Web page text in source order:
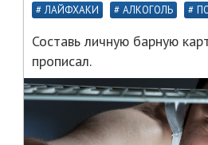
ЛАЙФХАКИ АЛКОГОЛЬ
Составь личную барную
прописал.